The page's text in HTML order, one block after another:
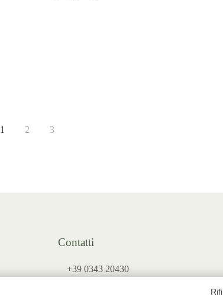
1 2 3
Contatti
+39 0343 20430
ORDINI@PUNTOVERDEPRATA.IT